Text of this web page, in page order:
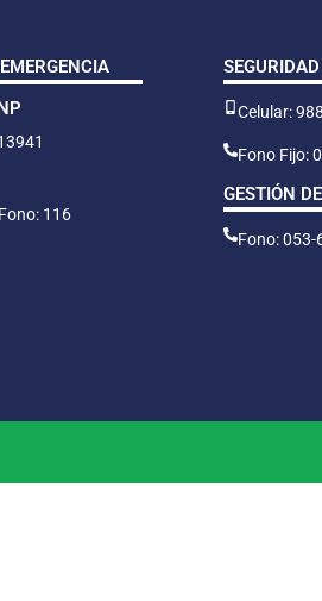
116
Celular:
Fono Fijo:
GESTIÓN
Fono: 053-